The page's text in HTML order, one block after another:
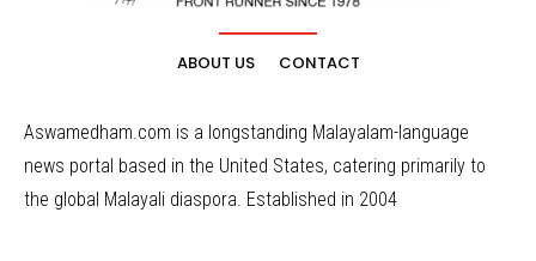
ABOUT US CONTACT
Aswamedham.com is a longstanding Malayalam-language
news portal based in the United States, catering primarily to
the global Malayali diaspora. Established in 2004